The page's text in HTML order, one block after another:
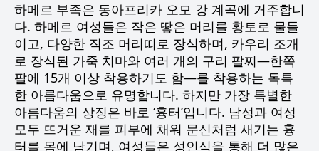
하메르 부족은 동아프리카 오모 강 계곡에 거주합니
다. 하메르 여성들은 작은 땋은 머리를 황토로 물들
이고, 다양한 직조 머리띠로 장식하며, 카우리 조개
로 장식된 가죽 치마와 여러 개의 구리 팔찌—한쪽
팔에 15개 이상 착용하기도 함—를 착용하는 독특
한 아름다움으로 유명합니다. 하지만 가장 특별한
아름다움의 상징은 바로 ‘흉터’입니다. 남성과 여성
모두 뜨거운 재를 피부에 채워 문신처럼 새기는 흉
터를 몸에 남기며, 여성들은 성인식을 통해 더 많은